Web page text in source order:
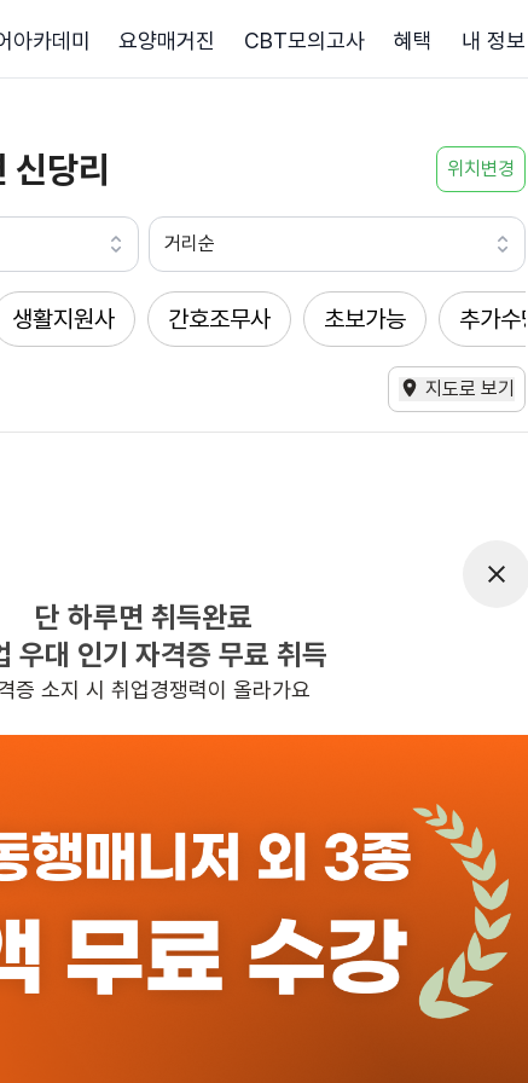
아카데미 요양매거진 CBT모의고사 혜택 내 정보
당리 위치변경
거리순
생활지원사 간호조무사 초보가능 추가수당
지도로 보기
찾으시는 조건의 일자리가 없습니다
더욱더 노력하는 케어파트너가 되겠습니다.
단 하루면 취득완료
우대 인기 자격증 무료 취득
증 소지 시 취업경쟁력이 올라가요